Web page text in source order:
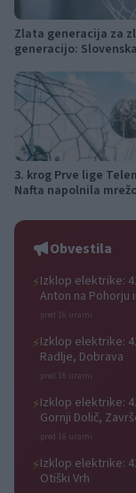
Zlata generacija za
generacijo: Slovenska
zgodovino
3. krog Prve lige
Nafta napolnila
zmage
Obvestila
⚡Izklop elektrike:
Anton na Pohorju
pred 16 urami
⚡Izklop elektrike:
Radlje, Dobrava
pred 16 urami
⚡Izklop elektrike:
Gornji Dolič,
Dolič, Paka
pred 16 urami
⚡Izklop elektrike:
Otiški Vrh